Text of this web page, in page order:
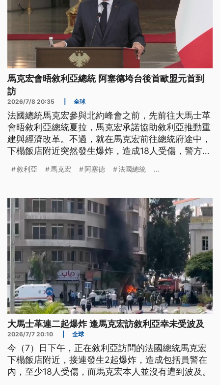
馬克宏會晤敘利亞總統 阿塞德垮台後首歐盟元首到
訪
2026/7/8 20:35 全球
法國總統馬克宏參與北約峰會之前，先前往大馬士革
會晤敘利亞總統夏拉，馬克宏承諾協助敘利亞推動重
建與經濟改革。不過，就在馬克宏前往總統府途中，
下榻飯店附近突然發生爆炸，造成18人受傷，警方懷
上陰影。
敘利亞 馬克宏 阿塞德 法國總統 ...
大馬士革連二起爆炸 逢馬克宏訪敘利亞幸未受波及
2026/7/7 20:10 全球
今（7）日下午，正在敘利亞訪問的法國總統馬克宏
下榻飯店附近，接連發生2起爆炸，造成包括員警在
內，至少18人受傷，而馬克宏本人並沒有遭到波及。